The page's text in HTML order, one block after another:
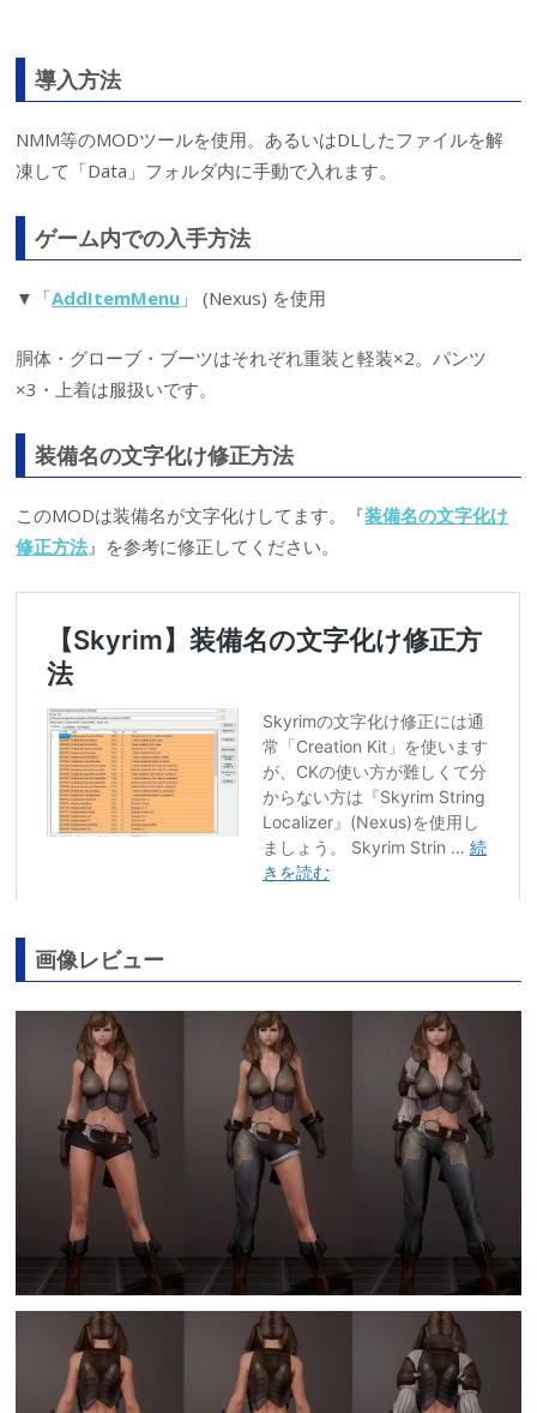
導入方法
NMM等のMODツールを使用。あるいはDLしたファイルを解
凍して「Data」フォルダ内に手動で入れます。
ゲーム内での入手方法
▼「AddItemMenu 」 (Nexus) を使用
胴体・グローブ・ブーツはそれぞれ重装と軽装×2。パンツ
×3・上着は服扱いです。
装備名の文字化け修正方法
このMODは装備名が文字化けしてます。『装備名の文字化け
修正方法』を参考に修正してください。
画像レビュー